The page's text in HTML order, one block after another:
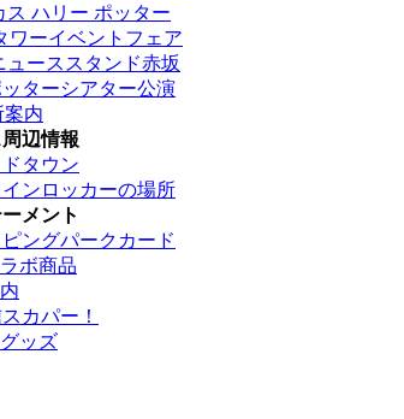
ハリー ポッター
ーイベントフェア
ーススタンド赤坂
ターシアター公演
内
辺情報
タウン
ンロッカーの場所
メント
ングパークカード
ボ商品
カパー！
ッズ